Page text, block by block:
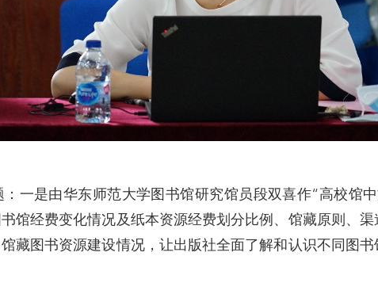
是由华东师范大学图书馆研究馆员段双喜作“高校馆中
馆经费变化情况及纸本资源经费划分比例、馆藏原则、渠
藏图书资源建设情况，让出版社全面了解和认识不同图